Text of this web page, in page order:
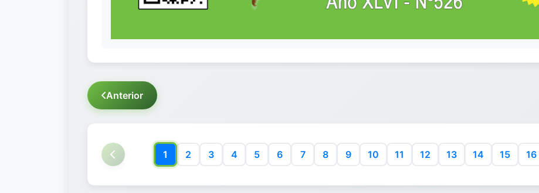
Anterior
1 2 3 4 5 6 7 8 9 10 11 12 13 14 15 16